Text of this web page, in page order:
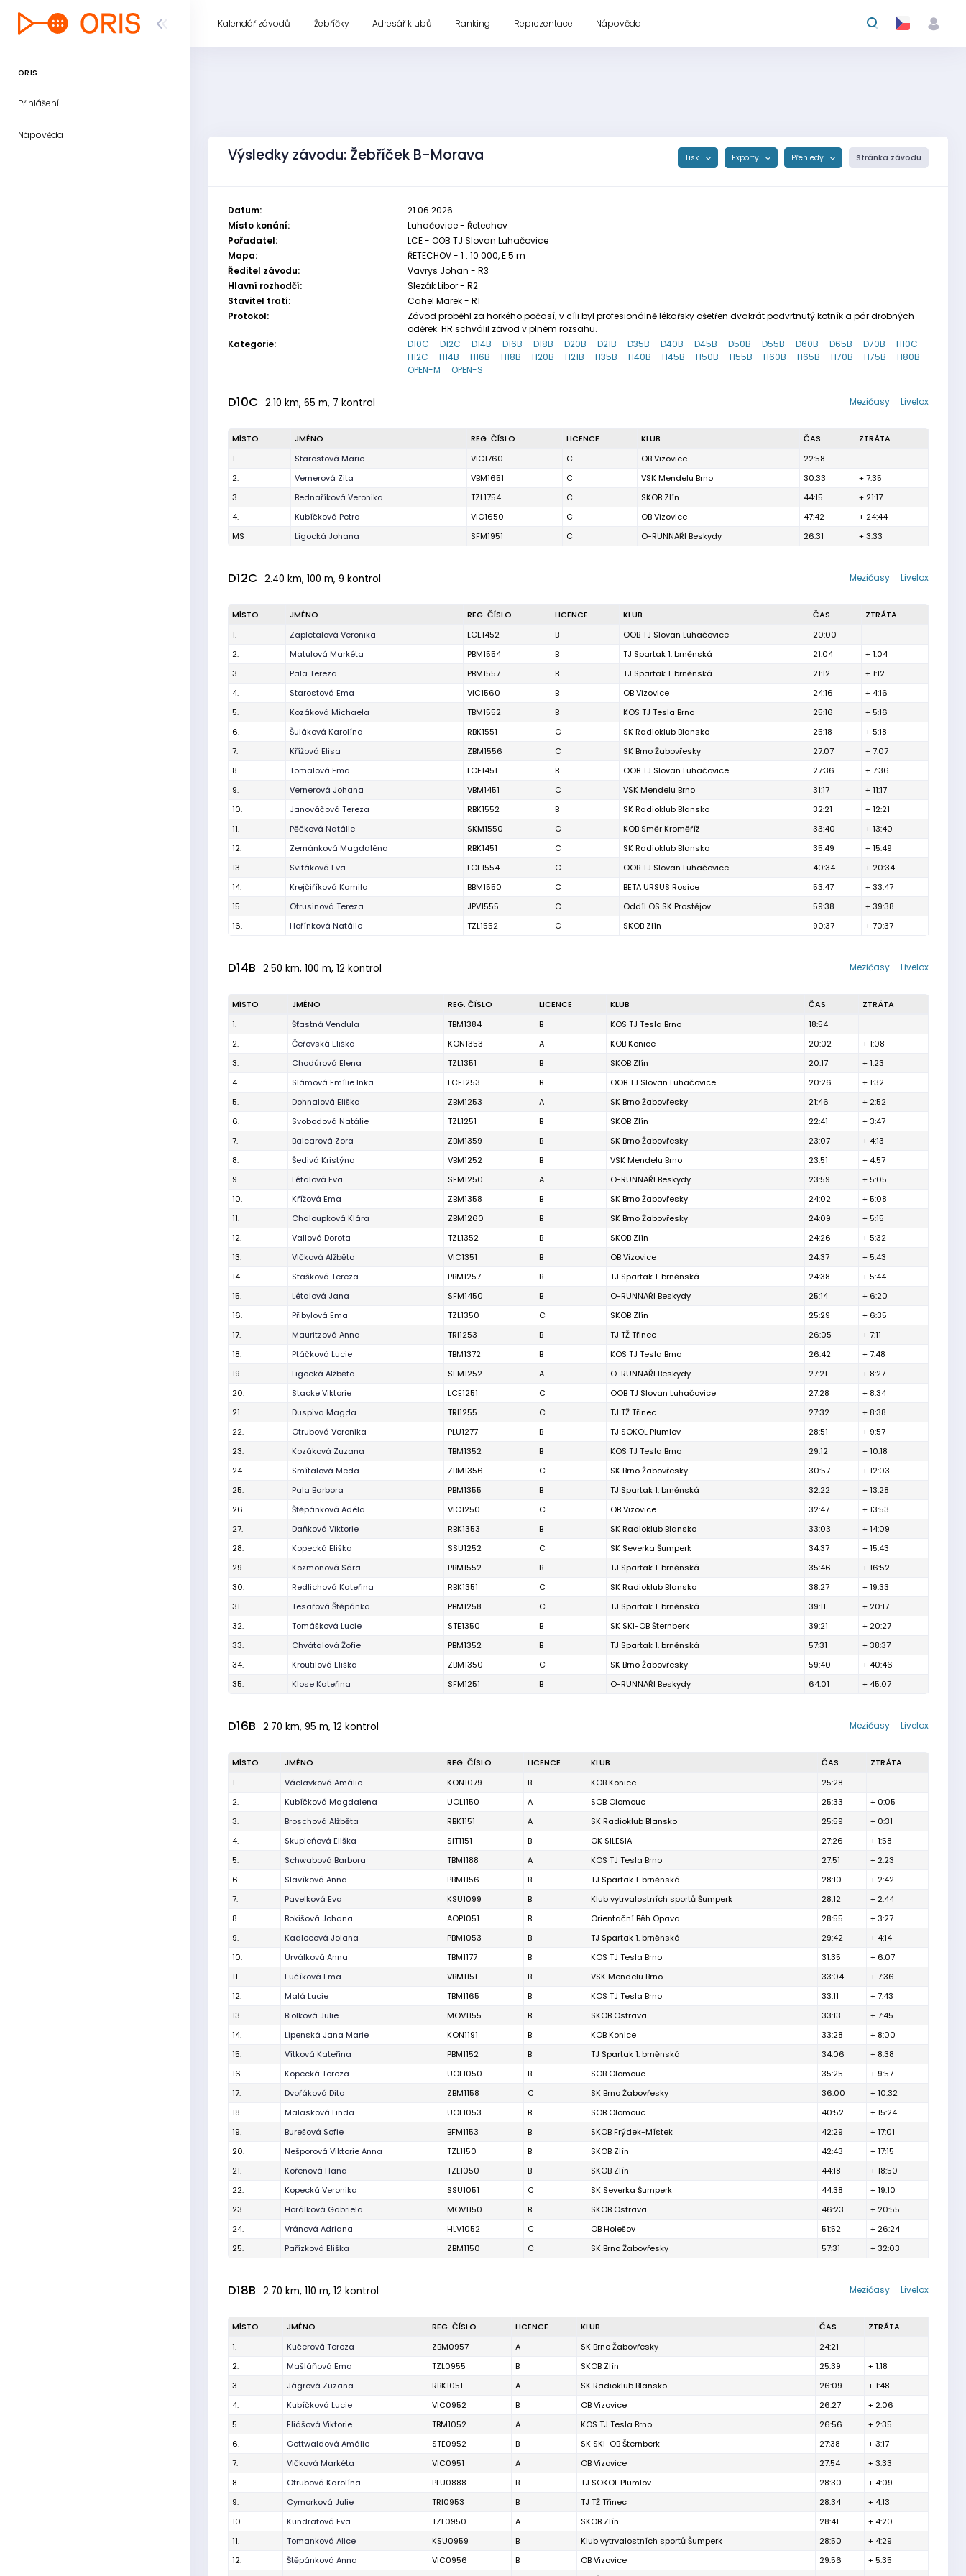
ORIS
Přihlášení
Nápověda
Kalendář závodů Žebříčky Adresář klubů Ranking Reprezentace Nápověda
Výsledky závodu: Žebříček B-Morava Tisk Exporty Přehledy Stránka závodu
Datum:
21.06.2026
Místo konání:
Luhačovice - Řetechov
Pořadatel:
LCE - OOB TJ Slovan Luhačovice
Mapa:
ŘETECHOV - 1 : 10 000, E 5 m
Ředitel závodu:
Vavrys Johan - R3
Hlavní rozhodčí:
Slezák Libor - R2
Stavitel tratí:
Cahel Marek - R1
Protokol:
Závod proběhl za horkého počasí; v cíli byl profesionálně lékařsky ošetřen dvakrát podvrtnutý kotník a pár drobných
oděrek. HR schválil závod v plném rozsahu.
Kategorie:
D10C D12C D14B D16B D18B D20B D21B D35B D40B D45B D50B D55B D60B D65B D70B
H10C
H12C
H14B H16B H18B H20B H21B H35B H40B H45B H50B H55B H60B H65B H70B H75B
H80B
OPEN-M
OPEN-S
D10C 2.10 km, 65 m, 7 kontrol Livelox
Mezičasy
MÍSTO JMÉNO REG. ČÍSLO LICENCE KLUB ČAS
ZTRÁTA
1.
Starostová Marie VIC1760 C OB Vizovice
22:58
2.
Vernerová Zita VBM1651 C VSK Mendelu Brno 30:33
+ 7:35
3.
Bednaříková Veronika TZL1754 C SKOB Zlín 44:15
+ 21:17
4.
Kubíčková Petra VIC1650 C OB Vizovice 47:42
+ 24:44
MS
Ligocká Johana SFM1951 C O-RUNNAŘI Beskydy 26:31 + 3:33
D12C 2.40 km, 100 m, 9 kontrol Livelox
Mezičasy
MÍSTO JMÉNO REG. ČÍSLO LICENCE KLUB ČAS
ZTRÁTA
1.
Zapletalová Veronika LCE1452 B OOB TJ Slovan Luhačovice
20:00
2.
Matulová Markéta PBM1554 B TJ Spartak 1. brněnská 21:04
+ 1:04
3.
Pala Tereza PBM1557 B TJ Spartak 1. brněnská 21:12
+ 1:12
4.
Starostová Ema VIC1560 B OB Vizovice 24:16
+ 4:16
5.
Kozáková Michaela TBM1552 B KOS TJ Tesla Brno 25:16
+ 5:16
6.
Šuláková Karolína RBK1551 C SK Radioklub Blansko 25:18
+ 5:18
7.
Křížová Elisa ZBM1556 C SK Brno Žabovřesky 27:07
+ 7:07
8.
Tomalová Ema LCE1451 B OOB TJ Slovan Luhačovice 27:36
+ 7:36
9.
Vernerová Johana VBM1451 C VSK Mendelu Brno 31:17
+ 11:17
10.
Janováčová Tereza RBK1552 B SK Radioklub Blansko 32:21
+ 12:21
11.
Pěčková Natálie SKM1550 C KOB Směr Kroměříž 33:40
+ 13:40
12.
Zemánková Magdaléna RBK1451 C SK Radioklub Blansko 35:49
+ 15:49
13.
Svitáková Eva LCE1554 C OOB TJ Slovan Luhačovice 40:34
+ 20:34
14.
Krejčiříková Kamila BBM1550 C BETA URSUS Rosice 53:47
+ 33:47
15.
Otrusinová Tereza JPV1555 C Oddíl OS SK Prostějov 59:38
+ 39:38
16.
Hořínková Natálie TZL1552 C SKOB Zlín 90:37 + 70:37
D14B 2.50 km, 100 m, 12 kontrol Livelox
Mezičasy
MÍSTO JMÉNO REG. ČÍSLO LICENCE KLUB ČAS
ZTRÁTA
1.
Šťastná Vendula TBM1384 B KOS TJ Tesla Brno
18:54
2.
Čeřovská Eliška KON1353 A KOB Konice 20:02
+ 1:08
3.
Chodúrová Elena TZL1351 B SKOB Zlín 20:17
+ 1:23
4.
Slámová Emílie Inka LCE1253 B OOB TJ Slovan Luhačovice 20:26
+ 1:32
5.
Dohnalová Eliška ZBM1253 A SK Brno Žabovřesky 21:46
+ 2:52
6.
Svobodová Natálie TZL1251 B SKOB Zlín 22:41
+ 3:47
7.
Balcarová Zora ZBM1359 B SK Brno Žabovřesky 23:07
+ 4:13
8.
Šedivá Kristýna VBM1252 B VSK Mendelu Brno 23:51
+ 4:57
9.
Létalová Eva SFM1250 A O-RUNNAŘI Beskydy 23:59
+ 5:05
10.
Křížová Ema ZBM1358 B SK Brno Žabovřesky 24:02
+ 5:08
11.
Chaloupková Klára ZBM1260 B SK Brno Žabovřesky 24:09
+ 5:15
12.
Vallová Dorota TZL1352 B SKOB Zlín 24:26
+ 5:32
13.
Vlčková Alžběta VIC1351 B OB Vizovice 24:37
+ 5:43
14.
Stašková Tereza PBM1257 B TJ Spartak 1. brněnská 24:38
+ 5:44
15.
Létalová Jana SFM1450 B O-RUNNAŘI Beskydy 25:14
+ 6:20
16.
Přibylová Ema TZL1350 C SKOB Zlín 25:29
+ 6:35
17.
Mauritzová Anna TRI1253 B TJ TŽ Třinec 26:05
+ 7:11
18.
Ptáčková Lucie TBM1372 B KOS TJ Tesla Brno 26:42
+ 7:48
19.
Ligocká Alžběta SFM1252 A O-RUNNAŘI Beskydy 27:21
+ 8:27
20.
Stacke Viktorie LCE1251 C OOB TJ Slovan Luhačovice 27:28
+ 8:34
21.
Duspiva Magda TRI1255 C TJ TŽ Třinec 27:32
+ 8:38
22.
Otrubová Veronika PLU1277 B TJ SOKOL Plumlov 28:51
+ 9:57
23.
Kozáková Zuzana TBM1352 B KOS TJ Tesla Brno 29:12
+ 10:18
24.
Smítalová Meda ZBM1356 C SK Brno Žabovřesky 30:57
+ 12:03
25.
Pala Barbora PBM1355 B TJ Spartak 1. brněnská 32:22
+ 13:28
26.
Štěpánková Adéla VIC1250 C OB Vizovice 32:47
+ 13:53
27.
Daňková Viktorie RBK1353 B SK Radioklub Blansko 33:03
+ 14:09
28.
Kopecká Eliška SSU1252 C SK Severka Šumperk 34:37
+ 15:43
29.
Kozmonová Sára PBM1552 B TJ Spartak 1. brněnská 35:46
+ 16:52
30.
Redlichová Kateřina RBK1351 C SK Radioklub Blansko 38:27
+ 19:33
31.
Tesařová Štěpánka PBM1258 C TJ Spartak 1. brněnská 39:11
+ 20:17
32.
Tomášková Lucie STE1350 B SK SKI-OB Šternberk 39:21
+ 20:27
33.
Chvátalová Žofie PBM1352 B TJ Spartak 1. brněnská 57:31
+ 38:37
34.
Kroutilová Eliška ZBM1350 C SK Brno Žabovřesky 59:40
+ 40:46
35.
Klose Kateřina SFM1251 B O-RUNNAŘI Beskydy 64:01 + 45:07
D16B 2.70 km, 95 m, 12 kontrol Livelox
Mezičasy
MÍSTO JMÉNO REG. ČÍSLO LICENCE KLUB ČAS
ZTRÁTA
1.
Václavková Amálie KON1079 B KOB Konice
25:28
2.
Kubíčková Magdalena UOL1150 A SOB Olomouc 25:33
+ 0:05
3.
Broschová Alžběta RBK1151 A SK Radioklub Blansko 25:59
+ 0:31
4.
Skupieńová Eliška SIT1151 B OK SILESIA 27:26
+ 1:58
5.
Schwabová Barbora TBM1188 A KOS TJ Tesla Brno 27:51
+ 2:23
6.
Slavíková Anna PBM1156 B TJ Spartak 1. brněnská 28:10
+ 2:42
7.
Pavelková Eva KSU1099 B Klub vytrvalostních sportů Šumperk 28:12
+ 2:44
8.
Bokišová Johana AOP1051 B Orientační Běh Opava 28:55
+ 3:27
9.
Kadlecová Jolana PBM1053 B TJ Spartak 1. brněnská 29:42
+ 4:14
10.
Urválková Anna TBM1177 B KOS TJ Tesla Brno 31:35
+ 6:07
11.
Fučíková Ema VBM1151 B VSK Mendelu Brno 33:04
+ 7:36
12.
Malá Lucie TBM1165 B KOS TJ Tesla Brno 33:11
+ 7:43
13.
Biolková Julie MOV1155 B SKOB Ostrava 33:13
+ 7:45
14.
Lipenská Jana Marie KON1191 B KOB Konice 33:28
+ 8:00
15.
Vítková Kateřina PBM1152 B TJ Spartak 1. brněnská 34:06
+ 8:38
16.
Kopecká Tereza UOL1050 B SOB Olomouc 35:25
+ 9:57
17.
Dvořáková Dita ZBM1158 C SK Brno Žabovřesky 36:00
+ 10:32
18.
Malasková Linda UOL1053 B SOB Olomouc 40:52
+ 15:24
19.
Burešová Sofie BFM1153 B SKOB Frýdek-Místek 42:29
+ 17:01
20.
Nešporová Viktorie Anna TZL1150 B SKOB Zlín 42:43
+ 17:15
21.
Kořenová Hana TZL1050 B SKOB Zlín 44:18
+ 18:50
22.
Kopecká Veronika SSU1051 C SK Severka Šumperk 44:38
+ 19:10
23.
Horálková Gabriela MOV1150 B SKOB Ostrava 46:23
+ 20:55
24.
Vránová Adriana HLV1052 C OB Holešov 51:52
+ 26:24
25.
Pařízková Eliška ZBM1150 C SK Brno Žabovřesky 57:31 + 32:03
D18B 2.70 km, 110 m, 12 kontrol Livelox
Mezičasy
MÍSTO JMÉNO REG. ČÍSLO LICENCE KLUB ČAS
ZTRÁTA
1.
Kučerová Tereza ZBM0957 A SK Brno Žabovřesky
24:21
2.
Mašláňová Ema TZL0955 B SKOB Zlín 25:39
+ 1:18
3.
Jágrová Zuzana RBK1051 A SK Radioklub Blansko 26:09
+ 1:48
4.
Kubíčková Lucie VIC0952 B OB Vizovice 26:27
+ 2:06
5.
Eliášová Viktorie TBM1052 A KOS TJ Tesla Brno 26:56
+ 2:35
6.
Gottwaldová Amálie STE0952 B SK SKI-OB Šternberk 27:38
+ 3:17
7.
Vlčková Markéta VIC0951 A OB Vizovice 27:54
+ 3:33
8.
Otrubová Karolína PLU0888 B TJ SOKOL Plumlov 28:30
+ 4:09
9.
Cymorková Julie TRI0953 B TJ TŽ Třinec 28:34
+ 4:13
10.
Kundratová Eva TZL0950 A SKOB Zlín 28:41
+ 4:20
11.
Tomanková Alice KSU0959 B Klub vytrvalostních sportů Šumperk 28:50
+ 4:29
12.
Štěpánková Anna VIC0956 B OB Vizovice 29:56
+ 5:35